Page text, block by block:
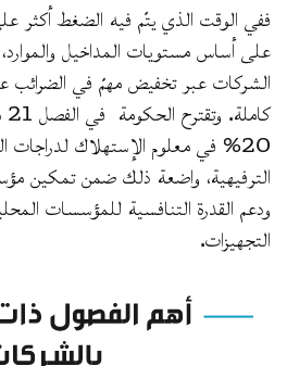
ففي الوقت الذي يتّم فيه الضغط أكثر
على أساس مستويات المداخيل
20% في معلوم الإستهلاك لدراجات
الترفيهية، واضعة ذلك ضمن تمكين
ودعم القدرة التنافسية للمؤسسات
التجهيزات.